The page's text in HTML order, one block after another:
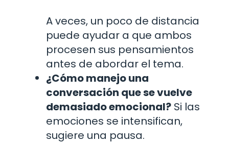
A veces, un poco de distancia
puede ayudar a que ambos
procesen sus pensamientos
antes de abordar el tema.
¿Cómo manejo una
conversación que se vuelve
demasiado emocional? Si las
emociones se intensifican,
sugiere una pausa.